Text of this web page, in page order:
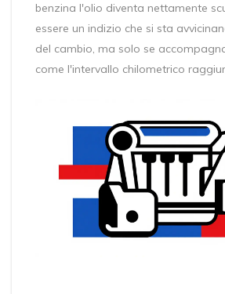
benzina l'olio diventa nettamente
essere un indizio che si sta
del cambio, ma solo se
come l'intervallo chilometrico